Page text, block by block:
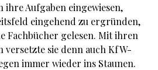
ihre Aufgaben eingewiesen,
eingehend zu ergründen,
Fachbücher gelesen. Mit ihren
sie denn auch KfW-
immer wieder ins Staunen.